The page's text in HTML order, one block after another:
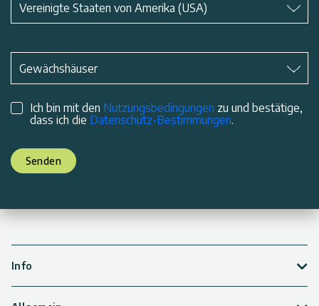
Vereinigte Staaten von Amerika (USA)
*
Gewächshäuser
Ich bin mit den Nutzungsbedingungen zu und bestätige,
dass ich die Datenschutz-Bestimmungen.
Senden
Info